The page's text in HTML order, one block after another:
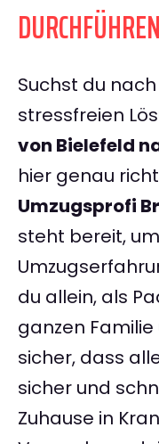
DURCHFÜHREN
Suchst du
stressfreien
von Bielefeld
hier genau
Umzugsprofi
steht bereit,
du allein, als
ganzen
sicher, dass
sicher und
Zuhause in